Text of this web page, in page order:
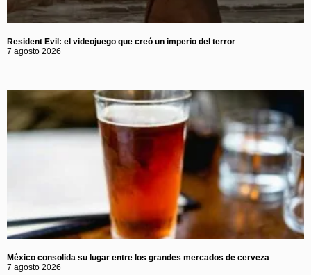
Resident Evil: el videojuego que creó un imperio del terror
7 agosto 2026
México consolida su lugar entre los grandes mercados de cerveza
7 agosto 2026